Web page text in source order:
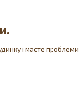
і маєте проблеми